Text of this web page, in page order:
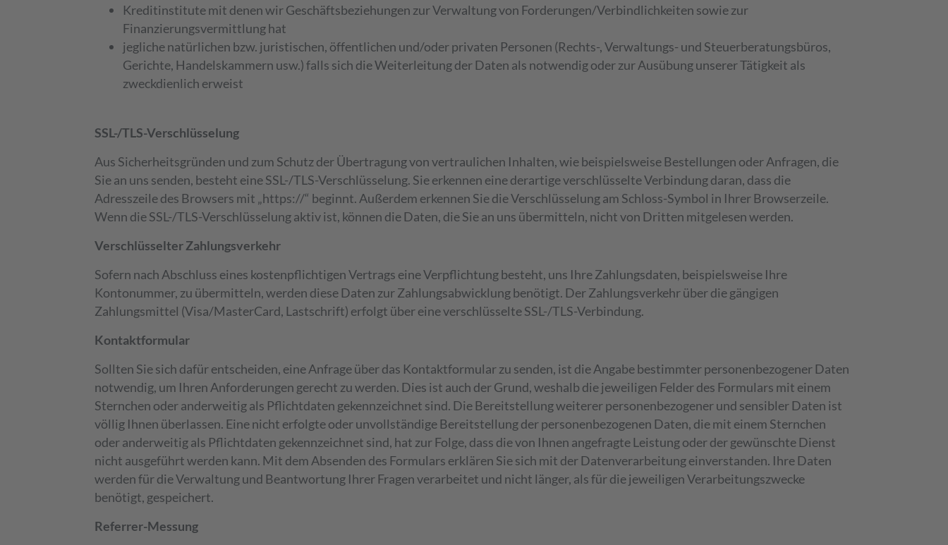
Kreditinstitute mit denen wir Geschäftsbeziehungen zur Verwaltung von Forderungen/Verbindlichkeiten sowie zur
Finanzierungsvermittlung hat
jegliche natürlichen bzw. juristischen, öffentlichen und/oder privaten Personen (Rechts-, Verwaltungs- und Steuerberatungsbüros,
Gerichte, Handelskammern usw.) falls sich die Weiterleitung der Daten als notwendig oder zur Ausübung unserer Tätigkeit als
zweckdienlich erweist
SSL-/TLS-Verschlüsselung
Aus Sicherheitsgründen und zum Schutz der Übertragung von vertraulichen Inhalten, wie beispielsweise Bestellungen oder Anfragen, die
Sie an uns senden, besteht eine SSL-/TLS-Verschlüsselung. Sie erkennen eine derartige verschlüsselte Verbindung daran, dass die
Adresszeile des Browsers mit „https://“ beginnt. Außerdem erkennen Sie die Verschlüsselung am Schloss-Symbol in Ihrer Browserzeile.
Wenn die SSL-/TLS-Verschlüsselung aktiv ist, können die Daten, die Sie an uns übermitteln, nicht von Dritten mitgelesen werden.
Verschlüsselter Zahlungsverkehr
Sofern nach Abschluss eines kostenpflichtigen Vertrags eine Verpflichtung besteht, uns Ihre Zahlungsdaten, beispielsweise Ihre
Kontonummer, zu übermitteln, werden diese Daten zur Zahlungsabwicklung benötigt. Der Zahlungsverkehr über die gängigen
Zahlungsmittel (Visa/MasterCard, Lastschrift) erfolgt über eine verschlüsselte SSL-/TLS-Verbindung.
Kontaktformular
Sollten Sie sich dafür entscheiden, eine Anfrage über das Kontaktformular zu senden, ist die Angabe bestimmter personenbezogener Daten
notwendig, um Ihren Anforderungen gerecht zu werden. Dies ist auch der Grund, weshalb die jeweiligen Felder des Formulars mit einem
Sternchen oder anderweitig als Pflichtdaten gekennzeichnet sind. Die Bereitstellung weiterer personenbezogener und sensibler Daten ist
völlig Ihnen überlassen. Eine nicht erfolgte oder unvollständige Bereitstellung der personenbezogenen Daten, die mit einem Sternchen
oder anderweitig als Pflichtdaten gekennzeichnet sind, hat zur Folge, dass die von Ihnen angefragte Leistung oder der gewünschte Dienst
nicht ausgeführt werden kann. Mit dem Absenden des Formulars erklären Sie sich mit der Datenverarbeitung einverstanden. Ihre Daten
werden für die Verwaltung und Beantwortung Ihrer Fragen verarbeitet und nicht länger, als für die jeweiligen Verarbeitungszwecke
benötigt, gespeichert.
Referrer-Messung